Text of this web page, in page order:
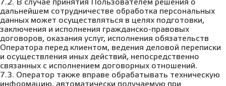
7.2. В случае принятия Пользователем решения о
дальнейшем сотрудничестве обработка персональных
данных может осуществляться в целях подготовки,
заключения и исполнения гражданско-правовых
договоров, оказания услуг, исполнения обязательств
Оператора перед клиентом, ведения деловой переписки
и осуществления иных действий, непосредственно
связанных с исполнением договорных отношений.
7.3. Оператор также вправе обрабатывать техническую
информацию, автоматически получаемую при